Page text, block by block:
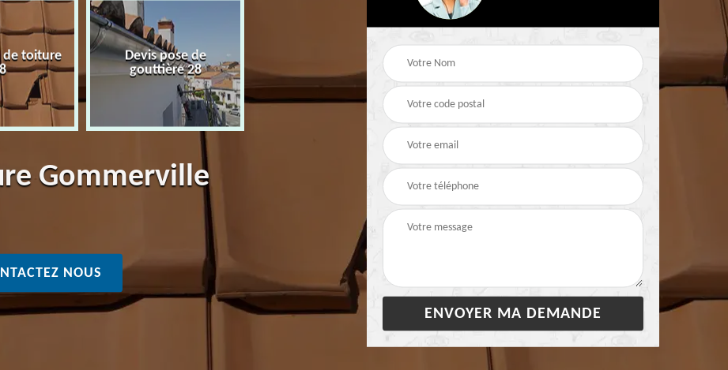
de toiture
Devis pose de
gouttière 28
Entreprise de toiture
Pose de bâche et
bâchage de toiture 28
Gommerville
NOUS